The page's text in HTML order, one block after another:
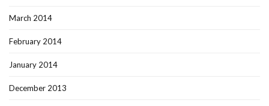
March 2014
February 2014
January 2014
December 2013